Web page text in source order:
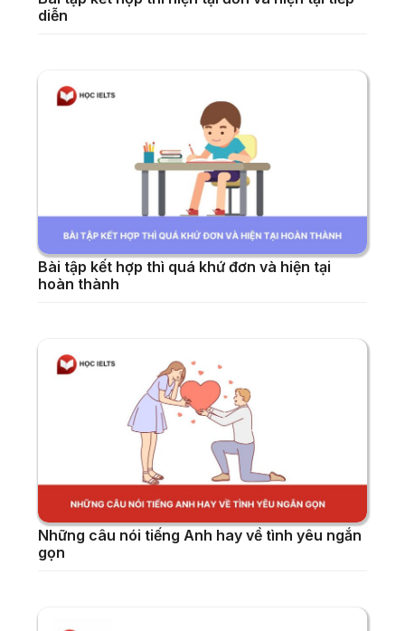
diễn
Bài tập kết hợp thì quá khứ đơn và hiện tại
hoàn thành
Những câu nói tiếng Anh hay về tình yêu ngắn
gọn